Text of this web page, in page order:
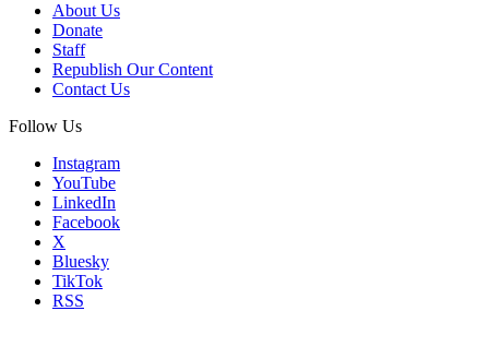
About Us
Donate
Staff
Republish Our Content
Contact Us
Follow Us
Instagram
YouTube
LinkedIn
Facebook
X
Bluesky
TikTok
RSS